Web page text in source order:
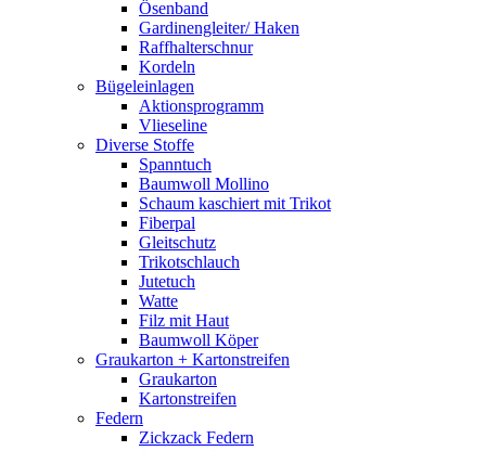
Ösenband
Gardinengleiter/ Haken
Raffhalterschnur
Kordeln
Bügeleinlagen
Aktionsprogramm
Vlieseline
Diverse Stoffe
Spanntuch
Baumwoll Mollino
Schaum kaschiert mit Trikot
Fiberpal
Gleitschutz
Trikotschlauch
Jutetuch
Watte
Filz mit Haut
Baumwoll Köper
Graukarton + Kartonstreifen
Graukarton
Kartonstreifen
Federn
Zickzack Federn